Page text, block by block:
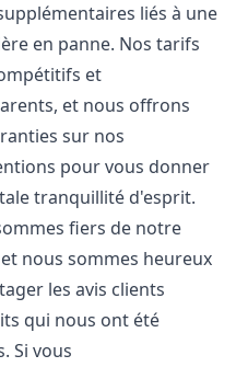
liés à une
en panne. Nos tarifs
et
et nous offrons
sur nos
pour vous donner
tranquillité d'esprit.
fiers de notre
nous sommes heureux
les avis clients
qui nous ont été
Si vous